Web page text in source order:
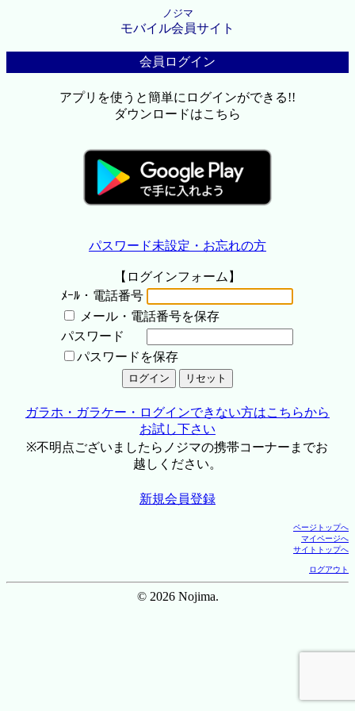
ノジマ
モバイル会員サイト
会員ログイン
アプリを使うと簡単にログインができる!!
ダウンロードはこちら
パスワード未設定・お忘れの方
【ログインフォーム】
ﾒｰﾙ・電話番号
メール・電話番号を保存
パスワード
パスワードを保存
ガラホ・ガラケー・ログインできない方はこちらから
お試し下さい
※不明点ございましたらノジマの携帯コーナーまでお
越しください。
新規会員登録
ページトップへ
マイページへ
サイトトップへ
ログアウト
© 2026 Nojima.